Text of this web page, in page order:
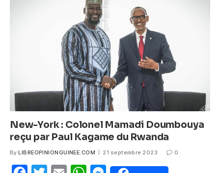
p
p er
New-York : Colonel Mamadi Doumbouya
reçu par Paul Kagame du Rwanda
By LIBREOPINIONGUINEE.COM 21 septembre 2023 0